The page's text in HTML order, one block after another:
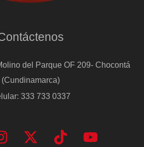
del Parque OF 209- Chocontá
(Cundinamarca)
333 733 0337